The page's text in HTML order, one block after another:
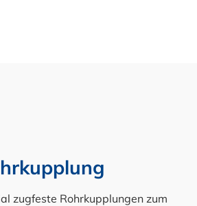
zugfeste Rohrkupplungen zum